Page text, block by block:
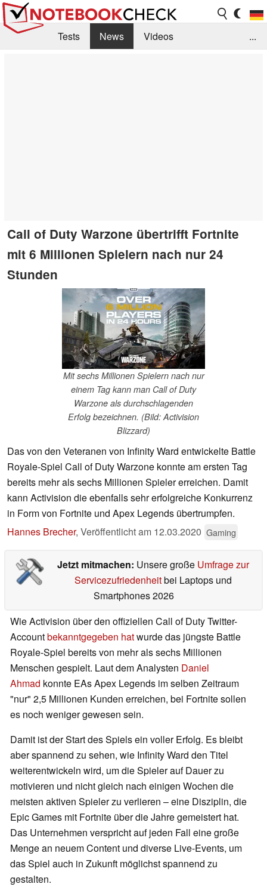
Tests News
Videos
...
Call of Duty Warzone übertrifft Fortnite
mit 6 Millionen Spielern nach nur 24
Stunden
Mit sechs Millionen Spielern nach nur
einem Tag kann man Call of Duty
Warzone als durchschlagenden
Erfolg bezeichnen. (Bild: Activision
Blizzard)
Das von den Veteranen von Infinity Ward entwickelte Battle
Royale-Spiel Call of Duty Warzone konnte am ersten Tag
bereits mehr als sechs Millionen Spieler erreichen. Damit
kann Activision die ebenfalls sehr erfolgreiche Konkurrenz
in Form von Fortnite und Apex Legends übertrumpfen.
Hannes Brecher, Veröffentlicht am 12.03.2020 Gaming
Jetzt mitmachen: Unsere große Umfrage zur
Servicezufriedenheitbei Laptops und
Smartphones 2026
Wie Activision über den offiziellen Call of Duty Twitter-
Accountbekanntgegeben hatwurde das jüngste Battle
Royale-Spiel bereits von mehr als sechs Millionen
Menschen gespielt. Laut dem Analysten Daniel
Ahmad konnte EAs Apex Legends im selben Zeitraum
"nur" 2,5 Millionen Kunden erreichen, bei Fortnite sollen
es noch weniger gewesen sein.
Damit ist der Start des Spiels ein voller Erfolg. Es bleibt
aber spannend zu sehen, wie Infinity Ward den Titel
weiterentwickeln wird, um die Spieler auf Dauer zu
motivieren und nicht gleich nach einigen Wochen die
meisten aktiven Spieler zu verlieren – eine Disziplin, die
Epic Games mit Fortnite über die Jahre gemeistert hat.
Das Unternehmen verspricht auf jeden Fall eine große
Menge an neuem Content und diverse Live-Events, um
das Spiel auch in Zukunft möglichst spannend zu
gestalten.